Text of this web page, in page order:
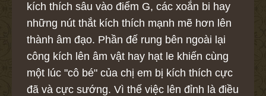
kích thích sâu vào điểm G, các xoắn bi hay
những nút thắt kích thích mạnh mẽ hơn lên
thành âm đạo. Phần đế rung bên ngoài lại
công kích lên âm vật hay hạt le khiến cùng
một lúc "cô bé" của chị em bị kích thích cực
đã và cực sướng. Vì thế việc lên đỉnh là điều